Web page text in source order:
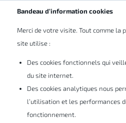
Bandeau d’information cookies
Merci de votre visite. Tout comme la
site utilise :
Des cookies fonctionnels qui
du site internet.
Des cookies analytiques nous
l’utilisation et les performances
fonctionnement.
Abonnez-vous à
vers le 'Configure
Dans l'industrie
nombreuses
une méthode de